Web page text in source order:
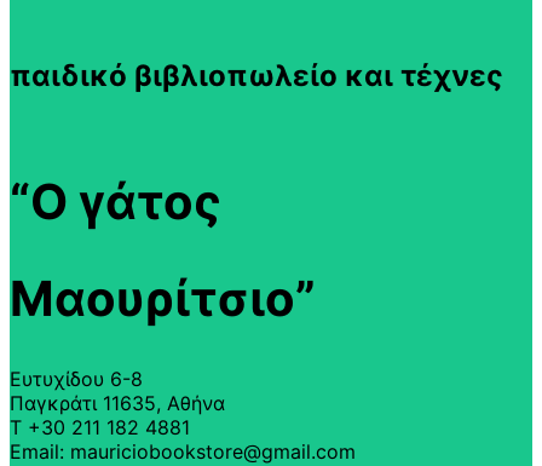
παιδικό βιβλιοπωλείο και τέχνες
“Ο γάτος
Μαουρίτσιο”
Ευτυχίδου 6-8
Παγκράτι 11635, Αθήνα
T +30 211 182 4881
Email: mauriciobookstore@gmail.com